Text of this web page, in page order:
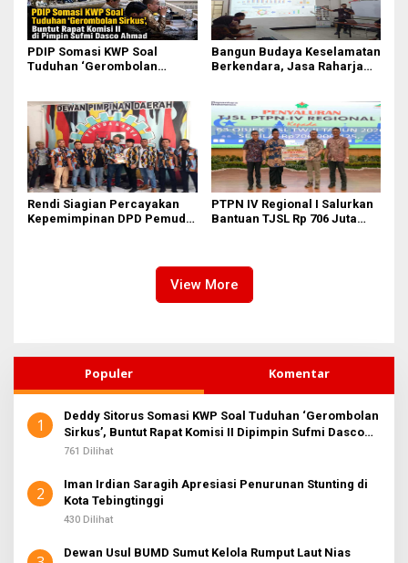
PDIP Somasi KWP Soal
Tuduhan ‘Gerombolan
Ahmad
Bangun Budaya Keselamatan
Berkendara, Jasa Raharja
Rendi Siagian Percayakan
Kepemimpinan DPD Pemuda
PTPN IV Regional I Salurkan
Bantuan TJSL Rp 706 Juta
View More
Populer Komentar
1
Deddy Sitorus Somasi KWP Soal Tuduhan ‘Gerombolan
Sirkus’, Buntut Rapat Komisi II Dipimpin Sufmi Dasco
Ahmad
761 Dilihat
2
Iman Irdian Saragih Apresiasi Penurunan Stunting di
Kota Tebingtinggi
430 Dilihat
Dewan Usul BUMD Sumut Kelola Rumput Laut Nias